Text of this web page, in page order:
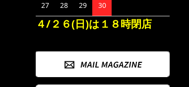
27 28 29 30
４/２６(日)は１８時閉店